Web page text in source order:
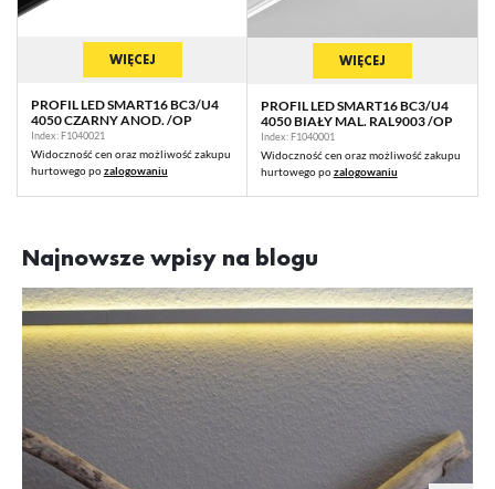
WIĘCEJ
PROFIL LED SMART16 BC3/U4
4050 CZARNY ANOD. /OP
Index: F1040021
Widoczność cen oraz możliwość zakupu
hurtowego pozalogowaniu
WIĘCEJ
PROFIL LED SMART16 BC3/U4
4050 BIAŁY MAL. RAL9003 /OP
Index: F1040001
Widoczność cen oraz możliwość zakupu
hurtowego pozalogowaniu
Najnowsze wpisy na blogu